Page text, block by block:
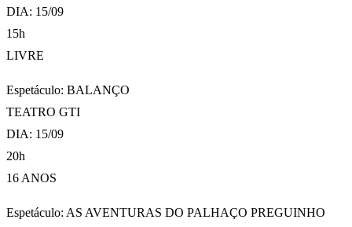
DIA: 15/09
15h
LIVRE
Espetáculo: BALANÇO
TEATRO GTI
DIA: 15/09
20h
16 ANOS
Espetáculo: AS AVENTURAS DO PALHAÇO PREGUINHO